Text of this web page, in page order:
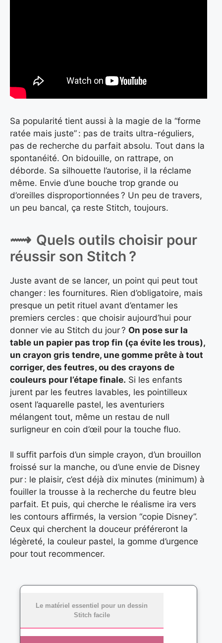
Sa popularité tient aussi à la magie de la “forme
ratée mais juste” : pas de traits ultra-réguliers,
pas de recherche du parfait absolu. Tout dans la
spontanéité. On bidouille, on rattrape, on
déborde. Sa silhouette l’autorise, il la réclame
même. Envie d’une bouche trop grande ou
d’oreilles disproportionnées ? Un peu de travers,
un peu bancal, ça reste Stitch, toujours.
Quels outils choisir pour
réussir son Stitch ?
Juste avant de se lancer, un point qui peut tout
changer : les fournitures. Rien d’obligatoire, mais
presque un petit rituel avant d’entamer les
premiers cercles : que choisir aujourd’hui pour
donner vie au Stitch du jour ? On pose sur la
table un papier pas trop fin (ça évite les trous),
un crayon gris tendre, une gomme prête à tout
corriger, des feutres, ou des crayons de
couleurs pour l’étape finale. Si les enfants
jurent par les feutres lavables, les pointilleux
osent l’aquarelle pastel, les aventuriers
mélangent tout, même un restau de null
surligneur en coin d’œil pour la touche fluo.
Il suffit parfois d’un simple crayon, d’un brouillon
froissé sur la manche, ou d’une envie de Disney
pur : le plaisir, c’est déjà dix minutes (minimum) à
fouiller la trousse à la recherche du feutre bleu
parfait. Et puis, qui cherche le réalisme ira vers
les contours affirmés, la version “copie Disney”.
Ceux qui cherchent la douceur préféreront la
légèreté, la couleur pastel, la gomme d’urgence
pour tout recommencer.
Le matériel essentiel pour un dessin
Stitch facile